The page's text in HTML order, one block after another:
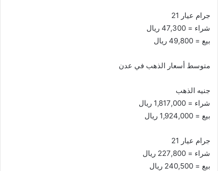
جرام عيار 21
شراء = 47,300 ريال
بيع = 49,800 ريال
متوسط أسعار الذهب في عدن
جنيه الذهب
شراء = 1,817,000 ريال
بيع = 1,924,000 ريال
جرام عيار 21
شراء = 227,800 ريال
بيع = 240,500 ريال